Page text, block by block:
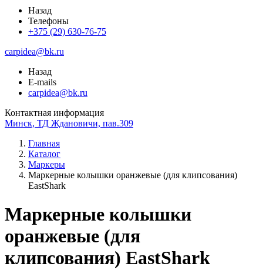
Назад
Телефоны
+375 (29) 630-76-75
carpidea@bk.ru
Назад
E-mails
carpidea@bk.ru
Контактная информация
Минск, ТД Ждановичи, пав.309
Главная
Каталог
Маркеры
Маркерные колышки оранжевые (для клипсования)
EastShark
Маркерные колышки
оранжевые (для
клипсования) EastShark